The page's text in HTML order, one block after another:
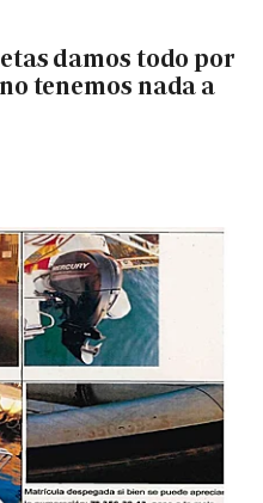
damos todo por
tenemos nada a